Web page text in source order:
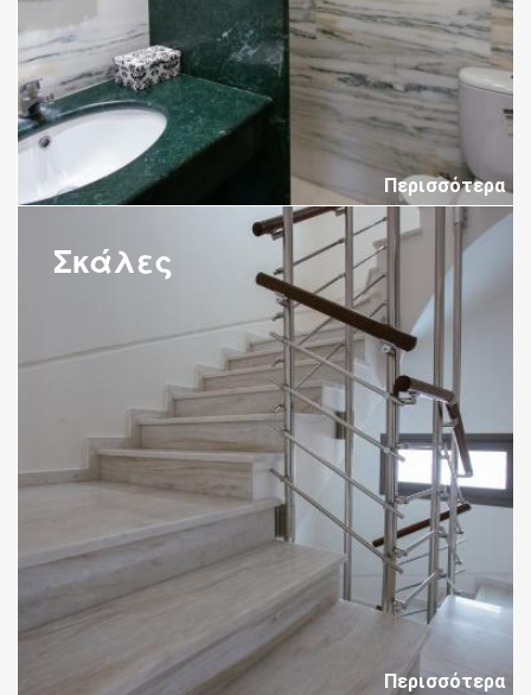
Περισσότερα
Σκάλες
Περισσότερα